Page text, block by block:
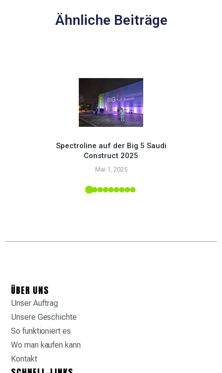
Ähnliche Beiträge
Spectroline auf der Big 5 Saudi
Construct 2025
Mai 1, 2025
ÜBER UNS
Unser Auftrag
Unsere Geschichte
So funktioniert es
Wo man kaufen kann
Kontakt